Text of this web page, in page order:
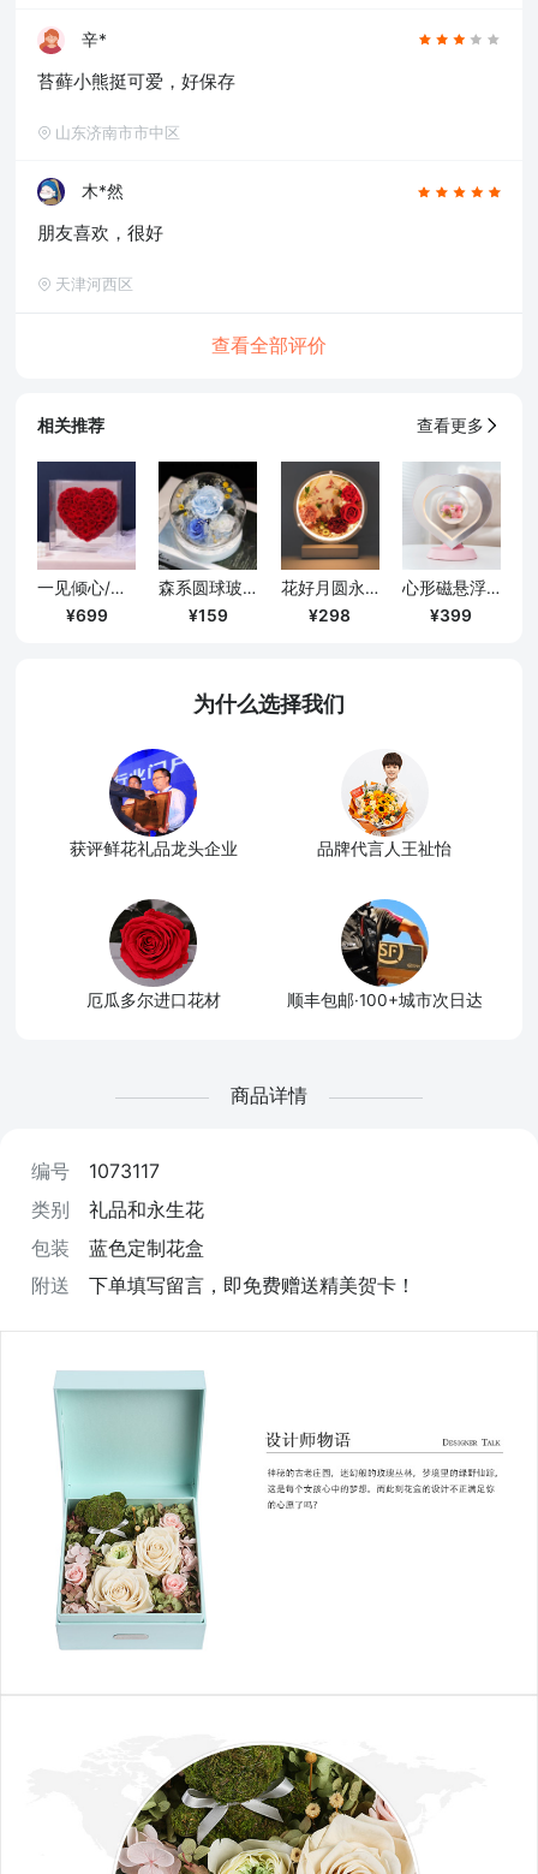
辛*
苔藓小熊挺可爱，好保存
山东济南市市中区
木*然
朋友喜欢，很好
天津河西区
查看全部评价
相关推荐 查看更多
一见倾心/镜面爱心永生花礼盒-挚爱红
699
森系圆球玻璃罩带灯款摆件/蓝色
159
花好月圆永生花台灯/送长辈老师定制款
298
心形磁悬浮永生花夜灯/带音箱款
399
为什么选择我们
获评鲜花礼品龙头企业 品牌代言人王祉怡
厄瓜多尔进口花材 顺丰包邮·100+城市次日达
商品详情
编号
1073117
类别
礼品和永生花
包装
蓝色定制花盒
附送
下单填写留言，即免费赠送精美贺卡！